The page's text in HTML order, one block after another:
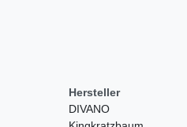
Hersteller
DIVANO